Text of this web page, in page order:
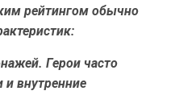
рейтингом обычно
Герои часто
внутренние